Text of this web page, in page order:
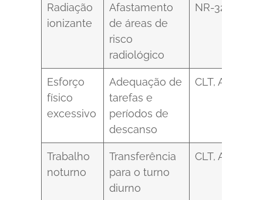
Radiação
ionizante
Afastamento
de áreas de
risco
radiológico
NR-32, item
Esforço
físico
excessivo
Adequação de
tarefas e
períodos de
descanso
CLT, Art. 392,
Trabalho
noturno
Transferência
para o turno
diurno
CLT, Art. 384